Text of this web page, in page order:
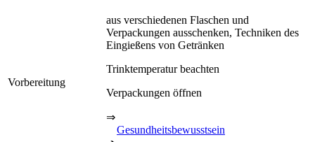
Vorbereitung
aus verschiedenen Flaschen und
Verpackungen ausschenken, Techniken des
Eingießens von Getränken
Trinktemperatur beachten
Verpackungen öffnen
⇒
Gesundheitsbewusstsein